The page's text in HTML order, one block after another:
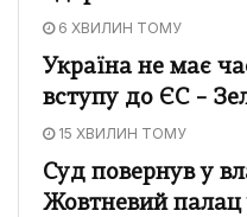
6 ХВИЛИН ТОМУ
Україна не має
вступу до ЄС –
15 ХВИЛИН ТОМУ
Суд повернув у
Жовтневий палац